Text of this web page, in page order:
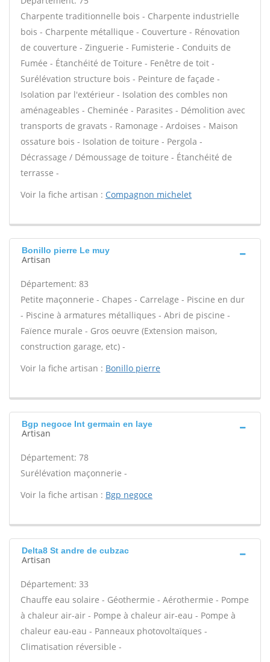
Charpente traditionnelle bois - Charpente industrielle
bois - Charpente métallique - Couverture - Rénovation
de couverture - Zinguerie - Fumisterie - Conduits de
Fumée - Étanchéité de Toiture - Fenêtre de toit -
Surélévation structure bois - Peinture de façade -
Isolation par l'extérieur - Isolation des combles non
aménageables - Cheminée - Parasites - Démolition avec
transports de gravats - Ramonage - Ardoises - Maison
ossature bois - Isolation de toiture - Pergola -
Décrassage / Démoussage de toiture - Étanchéité de
terrasse -
Voir la fiche artisan : Compagnon michelet
Bonillo pierre Le muy
Artisan
Département: 83
Petite maçonnerie - Chapes - Carrelage - Piscine en dur
- Piscine à armatures métalliques - Abri de piscine -
Faïence murale - Gros oeuvre (Extension maison,
construction garage, etc) -
Voir la fiche artisan : Bonillo pierre
Bgp negoce Int germain en laye
Artisan
Département: 78
Surélévation maçonnerie -
Voir la fiche artisan : Bgp negoce
Delta8 St andre de cubzac
Artisan
Département: 33
Chauffe eau solaire - Géothermie - Aérothermie - Pompe
à chaleur air-air - Pompe à chaleur air-eau - Pompe à
chaleur eau-eau - Panneaux photovoltaïques -
Climatisation réversible -